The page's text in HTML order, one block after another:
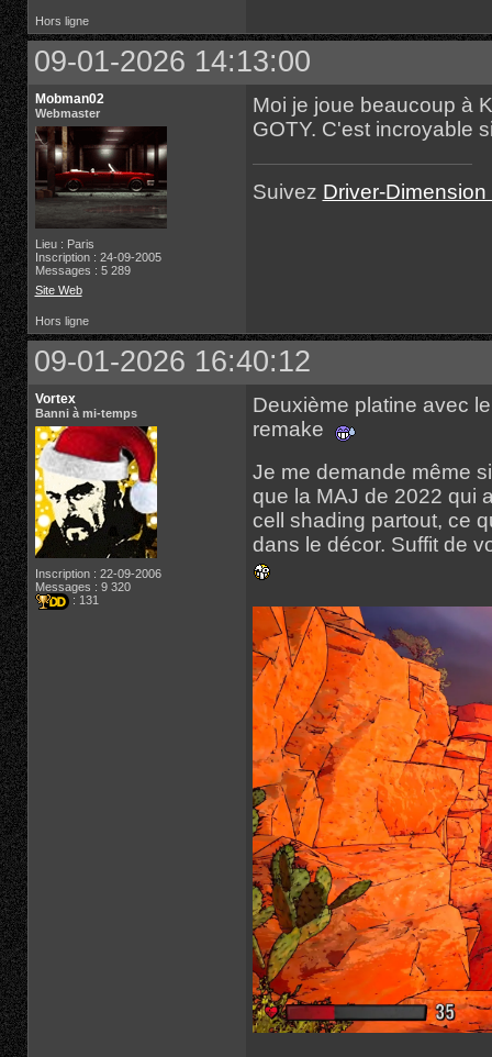
Hors ligne
09-01-2026 14:13:00
Mobman02
Webmaster
Lieu : Paris
Inscription : 24-09-2005
Messages : 5 289
Site Web
Moi je joue beaucoup à
GOTY. C'est incroyable
Suivez Driver-Dimension
Hors ligne
09-01-2026 16:40:12
Vortex
Banni à mi-temps
Inscription : 22-09-2006
Messages : 9 320
: 131
Deuxième platine avec
remake
Je me demande même
que la MAJ de 2022 qui
cell shading partout, ce
dans le décor. Suffit de